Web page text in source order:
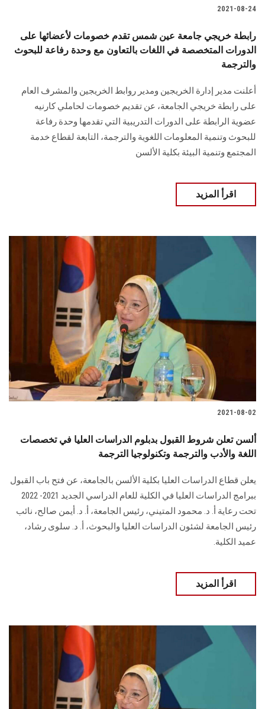
الموظفون
سجل الان
2021-08-24
رابطة خريجي جامعة عين شمس تقدم خصومات لأعضائها على
الدورات المتخصصة في اللغات بالتعاون مع وحدة رفاعة للبحوث
والترجمة
أعلنت مدير إدارة الخريجين ومدير روابط الخريجين والمشرف العام
على رابطة خريجي الجامعة، عن تقديم خصومات لحاملي كارنيه
عضوية الرابطة على الدورات التدريبية التي تقدمها وحدة رفاعة
للبحوث وتنمية المعلومات اللغوية والترجمة، التابعة لقطاع خدمة
المجتمع وتنمية البيئة بكلية الألسن
اقرأ المزيد
2021-08-02
ألسن تعلن شروط القبول بدبلوم الدراسات العليا في تخصصات
اللغة والأدب والترجمة وتكنولوجيا الترجمة
يعلن قطاع الدراسات العليا بكلية الألسن بالجامعة، عن فتح باب القبول
ببرامج الدراسات العليا في الكلية للعام الدراسي الجديد 2021- 2022
تحت رعاية أ. د. محمود المتيني، رئيس الجامعة، أ. د. أيمن صالح، نائب
رئيس الجامعة لشئون الدراسات العليا والبحوث، أ. د. سلوى رشاد،
عميد الكلية.
اقرأ المزيد